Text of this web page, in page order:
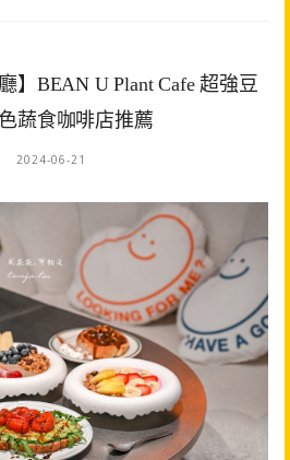
】BEAN U Plant Cafe 超強豆
蔬食咖啡店推薦
2024-06-21